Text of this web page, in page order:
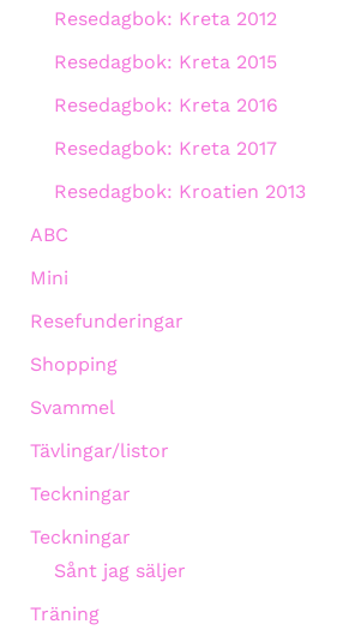
Resedagbok: Kreta 2012
Resedagbok: Kreta 2015
Resedagbok: Kreta 2016
Resedagbok: Kreta 2017
Resedagbok: Kroatien 2013
ABC
Mini
Resefunderingar
Shopping
Svammel
Tävlingar/listor
Teckningar
Teckningar
Sånt jag säljer
Träning